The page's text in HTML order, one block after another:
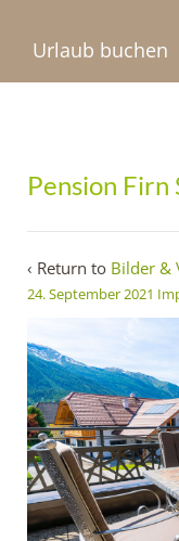
Urlaub buchen
Pension
‹ Return to Bilder &
24. September 2021